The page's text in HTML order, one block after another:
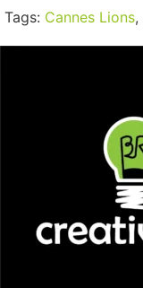
Tags: Cannes Lions,